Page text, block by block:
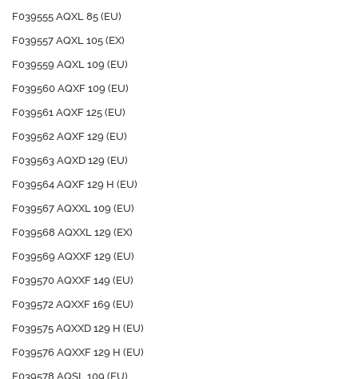
F039555 AQXL 85 (EU)
F039557 AQXL 105 (EX)
F039559 AQXL 109 (EU)
F039560 AQXF 109 (EU)
F039561 AQXF 125 (EU)
F039562 AQXF 129 (EU)
F039563 AQXD 129 (EU)
F039564 AQXF 129 H (EU)
F039567 AQXXL 109 (EU)
F039568 AQXXL 129 (EX)
F039569 AQXXF 129 (EU)
F039570 AQXXF 149 (EU)
F039572 AQXXF 169 (EU)
F039575 AQXXD 129 H (EU)
F039576 AQXXF 129 H (EU)
F039578 AQSL 109 (EU)